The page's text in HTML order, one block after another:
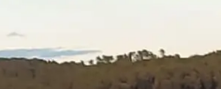
Ho sé, ja he parlat malament de Booking.com
altres vegades… i ho continuaré fent. Perquè